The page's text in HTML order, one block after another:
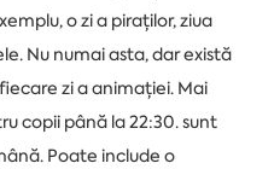
o zi a piraților, ziua
Nu numai asta, dar există
zi a animației. Mai
copii până la 22:30. sunt
Poate include o